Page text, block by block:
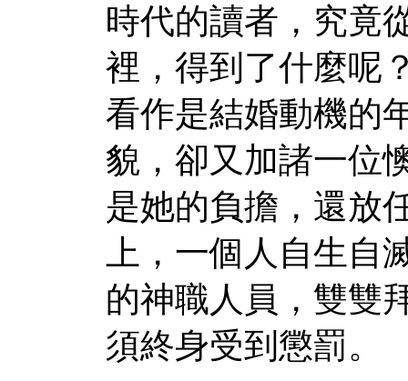
時代的讀者，究竟
裡，得到了什麼呢
看作是結婚動機的
貌，卻又加諸一位
是她的負擔，還放
上，一個人自生自
的神職人員，雙雙
須終身受到懲罰。